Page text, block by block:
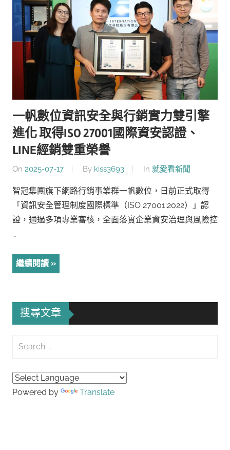
一帆數位資訊安全與行銷實力雙引擎
進化 取得ISO 27001國際資安認證、
LINE經銷雙重榮譽
On 2025-07-17 By kiss3693 In 就愛看新聞
智冠集團旗下網路行銷事業群一帆數位，日前正式取得
「資訊安全管理制度國際標準（ISO 27001:2022）」認
證，通過多項專業審核，全面落實企業資安治理與風險控
…
繼續閱讀
搜尋文章
Search
Powered by Translate